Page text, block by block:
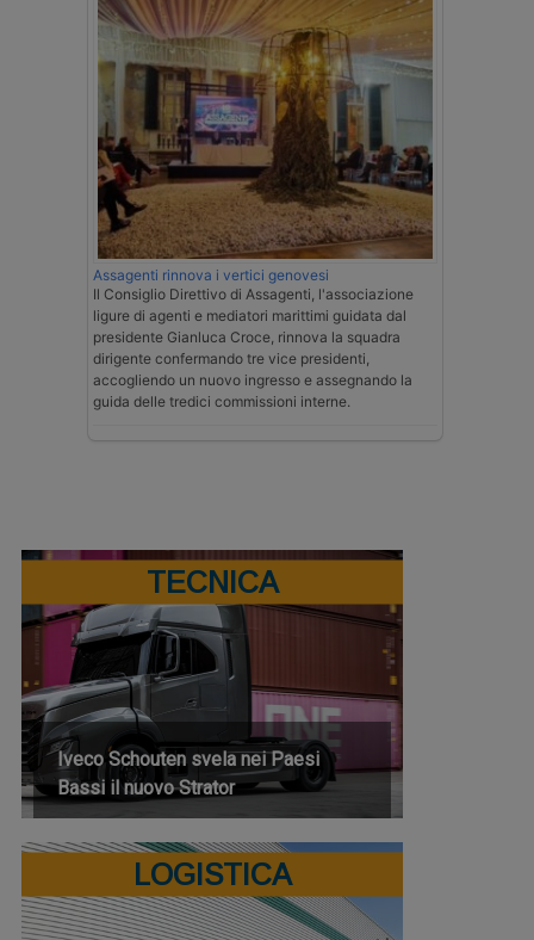
Assagenti rinnova i vertici genovesi
Il Consiglio Direttivo di Assagenti, l'associazione
ligure di agenti e mediatori marittimi guidata dal
presidente Gianluca Croce, rinnova la squadra
dirigente confermando tre vice presidenti,
accogliendo un nuovo ingresso e assegnando la
guida delle tredici commissioni interne.
TECNICA
Iveco Schouten svela nei Paesi
Bassi il nuovo Strator
LOGISTICA